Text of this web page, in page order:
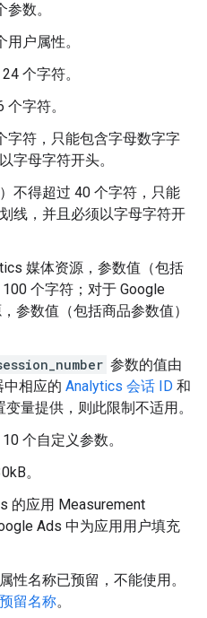
数。
户属性。
个字符。
字符。
字符，只能包含字母数字字
字母字符开头。
不得超过 40 个字符，只能
线，并且必须以字母字符开
媒体资源，参数值（包括
个字符；对于 Google
参数值（包括商品参数值）
参数的值由
中相应的 Analytics 会话 ID 和
变量提供，则此限制不适用。
个自定义参数。
。
的应用 Measurement
Ads 中为应用用户填充
性名称已预留，不能使用。
预留名称。